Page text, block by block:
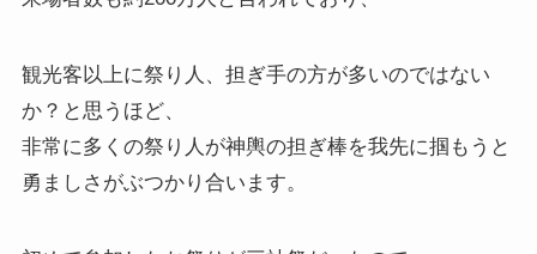
観光客以上に祭り人、担ぎ手の方が多いのではない
か？と思うほど、
非常に多くの祭り人が神輿の担ぎ棒を我先に掴もうと
勇ましさがぶつかり合います。